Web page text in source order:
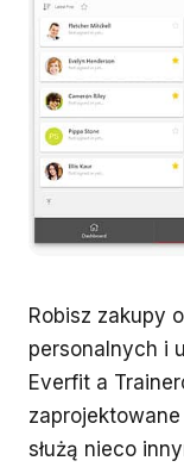
Robisz zakupy
personalnych i
Everfit a
służą nieco